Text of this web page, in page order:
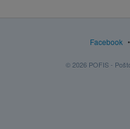
Facebook
© 2026 POFIS -